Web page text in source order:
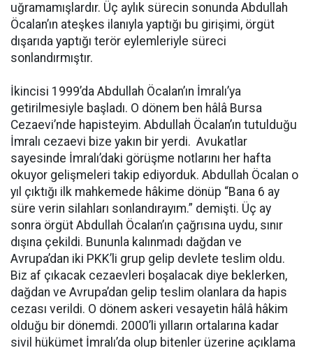
uğramamışlardır. Üç aylık sürecin sonunda Abdullah
Öcalan’ın ateşkes ilanıyla yaptığı bu girişimi, örgüt
dışarıda yaptığı terör eylemleriyle süreci
sonlandırmıştır.
İkincisi 1999’da Abdullah Öcalan’ın İmralı’ya
getirilmesiyle başladı. O dönem ben hâlâ Bursa
Cezaevi’nde hapisteyim. Abdullah Öcalan’ın tutulduğu
İmralı cezaevi bize yakın bir yerdi. Avukatlar
sayesinde İmralı’daki görüşme notlarını her hafta
okuyor gelişmeleri takip ediyorduk. Abdullah Öcalan o
yıl çıktığı ilk mahkemede hâkime dönüp “Bana 6 ay
süre verin silahları sonlandırayım.” demişti. Üç ay
sonra örgüt Abdullah Öcalan’ın çağrısına uydu, sınır
dışına çekildi. Bununla kalınmadı dağdan ve
Avrupa’dan iki PKK’li grup gelip devlete teslim oldu.
Biz af çıkacak cezaevleri boşalacak diye beklerken,
dağdan ve Avrupa’dan gelip teslim olanlara da hapis
cezası verildi. O dönem askeri vesayetin hâlâ hâkim
olduğu bir dönemdi. 2000’li yılların ortalarına kadar
sivil hükümet İmralı’da olup bitenler üzerine açıklama